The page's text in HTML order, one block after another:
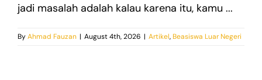
jadi masalah adalah kalau karena itu, kamu ...
ByAhmad Fauzan | August 4th, 2026 | Artikel, Beasiswa Luar Negeri